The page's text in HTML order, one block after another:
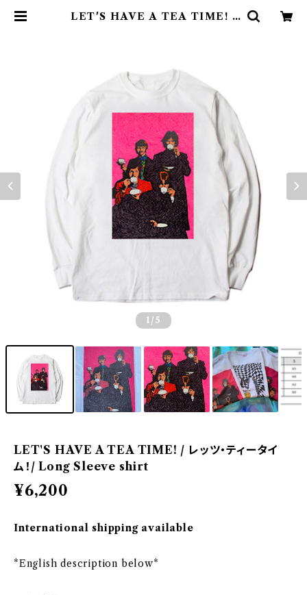
LET'S HAVE A TEA TIME! /
1 /5
LET'S HAVE A TEA TIME! / レッツ・ティータイ
ム！/ Long Sleeve shirt
¥6,200
International shipping available
*English description below*